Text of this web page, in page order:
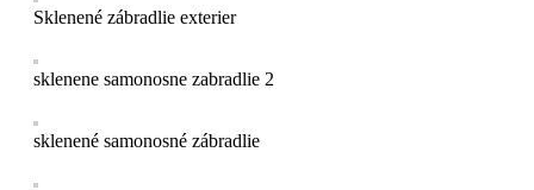
Sklenené zábradlie exterier
sklenene samonosne zabradlie 2
sklenené samonosné zábradlie